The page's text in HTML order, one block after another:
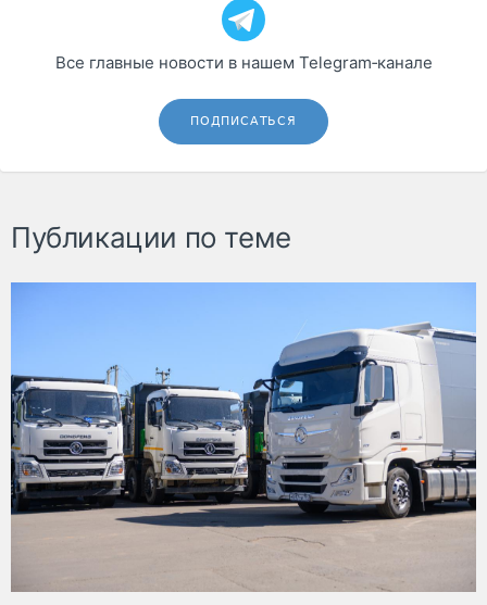
Все главные новости в нашем Telegram‑канале
ПОДПИСАТЬСЯ
Публикации по теме